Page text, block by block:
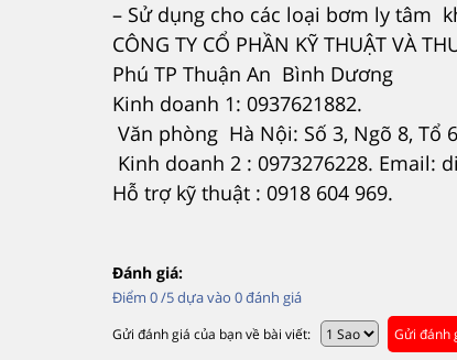
– Sử dụng cho các loại bơm ly tâm
CÔNG TY CỔ PHẦN KỸ THUẬT VÀ
Phú TP Thuận An Bình Dương
Kinh doanh 1: 0937621882.
Văn phòng Hà Nội: Số 3, Ngõ 8, Tổ
Kinh doanh 2 : 0973276228. Email:
Hỗ trợ kỹ thuật : 0918 604 969.
Đánh giá:
Điểm 0/5 dựa vào 0đánh giá
Gửi đánh giá của bạn về bài viết: Gửi đánh